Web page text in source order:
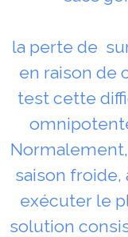
la perte de
en raison de
test cette
saison froide,
exécuter le
solution